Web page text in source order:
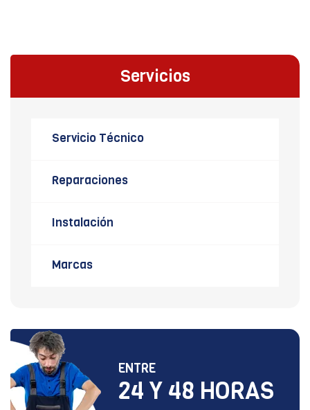
Servicios
Servicio Técnico
Reparaciones
Instalación
Marcas
ENTRE
24 Y 48 HORAS